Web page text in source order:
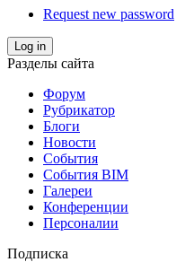
Request new password
Log in
Разделы сайта
Форум
Рубрикатор
Блоги
Новости
События
События BIM
Галереи
Конференции
Персоналии
Подписка